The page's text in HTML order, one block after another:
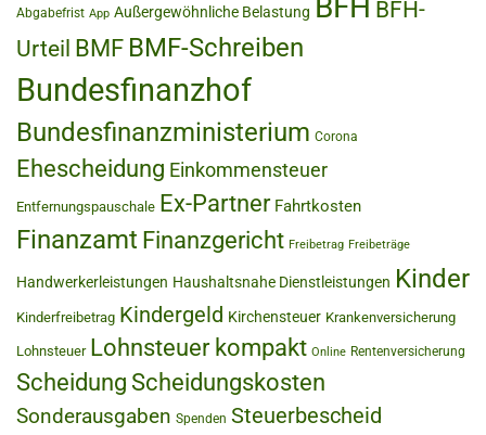
Abgabefrist App Außergewöhnliche Belastung BFH BFH-
Urteil BMF BMF-Schreiben
Bundesfinanzhof
Bundesfinanzministerium Corona
Ehescheidung Einkommensteuer
Entfernungspauschale Ex-Partner Fahrtkosten
Finanzamt Finanzgericht Freibetrag Freibeträge
Handwerkerleistungen Haushaltsnahe Dienstleistungen Kinder
Kinderfreibetrag Kindergeld Kirchensteuer Krankenversicherung
Lohnsteuer Lohnsteuer kompakt Online Rentenversicherung
Scheidung Scheidungskosten
Sonderausgaben Spenden Steuerbescheid